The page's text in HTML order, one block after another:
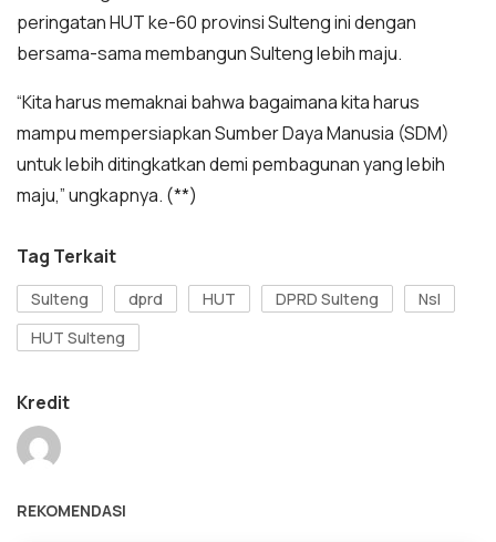
peringatan HUT ke-60 provinsi Sulteng ini dengan
bersama-sama membangun Sulteng lebih maju.
“Kita harus memaknai bahwa bagaimana kita harus
mampu mempersiapkan Sumber Daya Manusia (SDM)
untuk lebih ditingkatkan demi pembagunan yang lebih
maju,” ungkapnya. (**)
Tag Terkait
Sulteng dprd HUT DPRD Sulteng
Nsl
HUT Sulteng
Kredit
REKOMENDASI